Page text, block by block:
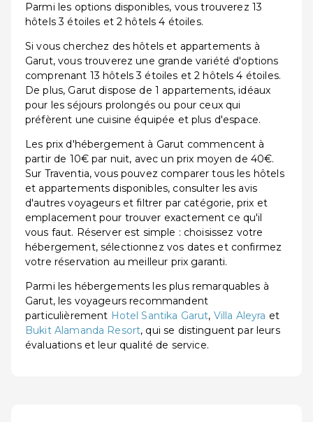
Parmi les options disponibles, vous trouverez 13
hôtels 3 étoiles et 2 hôtels 4 étoiles.
Si vous cherchez des hôtels et appartements à
Garut, vous trouverez une grande variété d'options
comprenant 13 hôtels 3 étoiles et 2 hôtels 4 étoiles.
De plus, Garut dispose de 1 appartements, idéaux
pour les séjours prolongés ou pour ceux qui
préfèrent une cuisine équipée et plus d'espace.
Les prix d'hébergement à Garut commencent à
partir de 10€ par nuit, avec un prix moyen de 40€.
Sur Traventia, vous pouvez comparer tous les hôtels
et appartements disponibles, consulter les avis
d'autres voyageurs et filtrer par catégorie, prix et
emplacement pour trouver exactement ce qu'il
vous faut. Réserver est simple : choisissez votre
hébergement, sélectionnez vos dates et confirmez
votre réservation au meilleur prix garanti.
Parmi les hébergements les plus remarquables à
Garut, les voyageurs recommandent
particulièrement Hotel Santika Garut, Villa Aleyra et
Bukit Alamanda Resort, qui se distinguent par leurs
évaluations et leur qualité de service.